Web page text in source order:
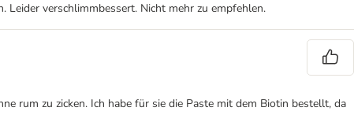
Leider verschlimmbessert. Nicht mehr zu empfehlen.
rum zu zicken. Ich habe für sie die Paste mit dem Biotin bestellt, da